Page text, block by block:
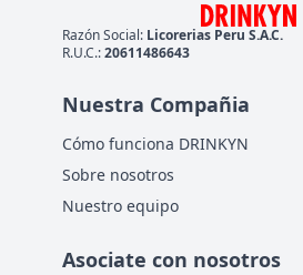
Razón Social: Licorerias Peru S.A.C.
R.U.C.:20611486643
Nuestra Compañia
Cómo funciona DRINKYN
Sobre nosotros
Nuestro equipo
Asociate con nosotros